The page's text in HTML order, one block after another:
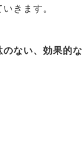
きます。
のない、効果的な